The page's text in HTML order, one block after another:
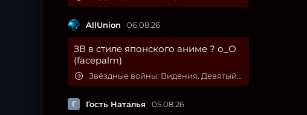
AllUnion 06.08.26
ЗВ в стиле японского аниме ? о_О
(facepalm)
Звёздные войны: Видения. Девятый джедай
Г Гость Наталья 05.08.26